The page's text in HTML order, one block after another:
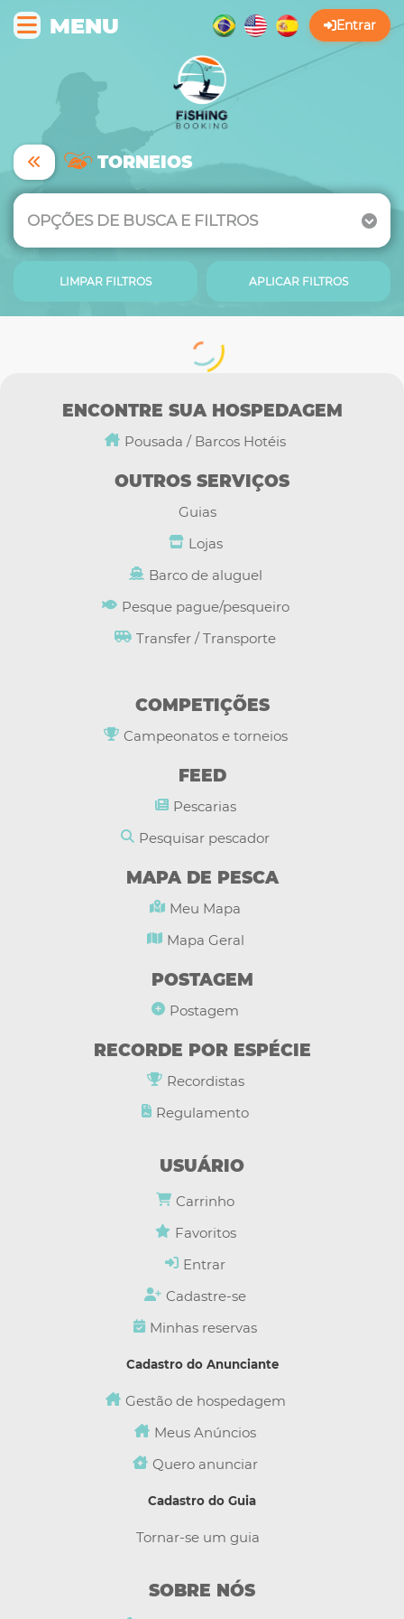
MENU Entrar
TORNEIOS
OPÇÕES DE BUSCA E FILTROS
FILTRAR POR LOCALIZAÇÃO
Estado/Distrito
LIMPAR
LIMPAR FILTROS APLICAR FILTROS
ENCONTRE SUA HOSPEDAGEM
Pousada / Barcos Hotéis
OUTROS SERVIÇOS
Guias
Lojas
Barco de aluguel
Pesque pague/pesqueiro
Transfer / Transporte
COMPETIÇÕES
Campeonatos e torneios
FEED
Pescarias
Pesquisar pescador
MAPA DE PESCA
Meu Mapa
Mapa Geral
POSTAGEM
Postagem
RECORDE POR ESPÉCIE
Recordistas
Regulamento
USUÁRIO
Carrinho
Favoritos
Entrar
Cadastre-se
Minhas reservas
Cadastro do Anunciante
Gestão de hospedagem
Meus Anúncios
Quero anunciar
Cadastro do Guia
Tornar-se um guia
SOBRE NÓS